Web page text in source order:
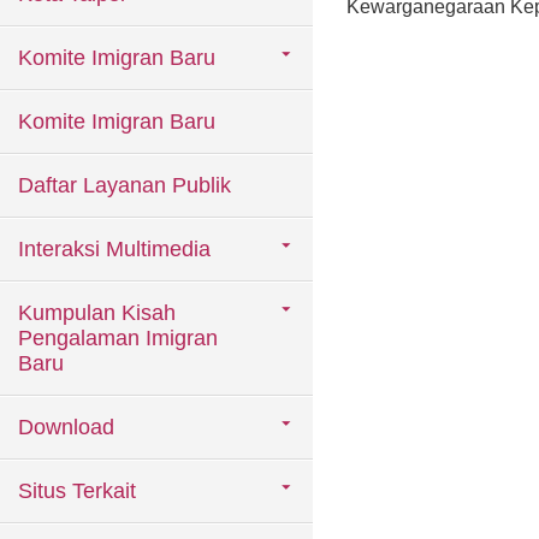
Komite Imigran Baru
Komite Imigran Baru
Daftar Layanan Publik
Interaksi Multimedia
Kumpulan Kisah
Pengalaman Imigran
Baru
Download
Situs Terkait
Kewarganegaraan